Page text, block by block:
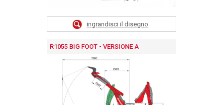
ingrandisci il disegno
R1055 BIG FOOT - VERSIONE A